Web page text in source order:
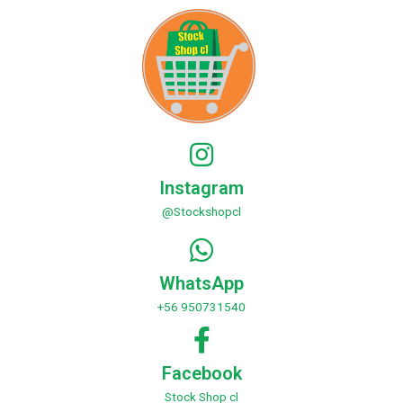
Instagram
@Stockshopcl
WhatsApp
+56 950731540
Facebook
Stock Shop cl